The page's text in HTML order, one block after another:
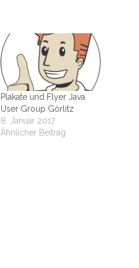
Plakate und Flyer Java
User Group Görlitz
8. Januar 2017
Ähnlicher Beitrag